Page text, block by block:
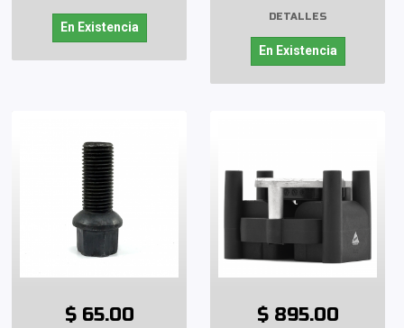
En Existencia
DETALLES
En Existencia
$ 65.00 $ 895.00